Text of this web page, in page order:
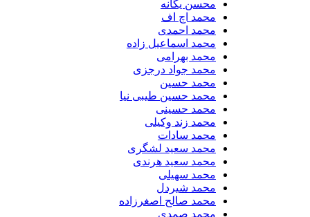
محسن یگانه
محمد اچ اف
محمد احمدی
محمد اسماعیل زاده
محمد بهرامی
محمد جواد درجزی
محمد حسین
محمد حسین طیبی نیا
محمد حسینی
محمد زند وکیلی
محمد سادات
محمد سعید لشگری
محمد سعید هرندی
محمد سهیلی
​محمد شیردل
محمد صالح اصغرزاده
محمد صمدی